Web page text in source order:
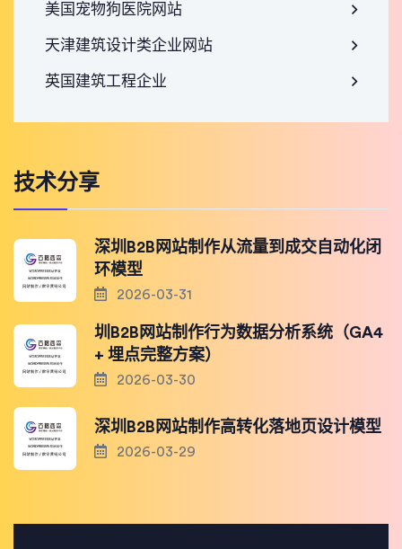
美国宠物狗医院网站
天津建筑设计类企业网站
英国建筑工程企业
技术分享
深圳B2B网站制作从流量到成交自动化闭
环模型
2026-03-31
圳B2B网站制作行为数据分析系统（GA4
+ 埋点完整方案）
2026-03-30
深圳B2B网站制作高转化落地页设计模型
2026-03-29